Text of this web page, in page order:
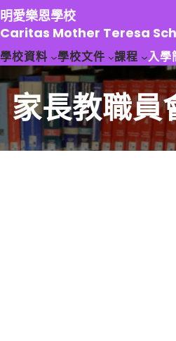
跳
至
主
要
容
明愛樂恩學校
Caritas Mother Teresa
學校資料 學校文件 課程 入學
家長教職員